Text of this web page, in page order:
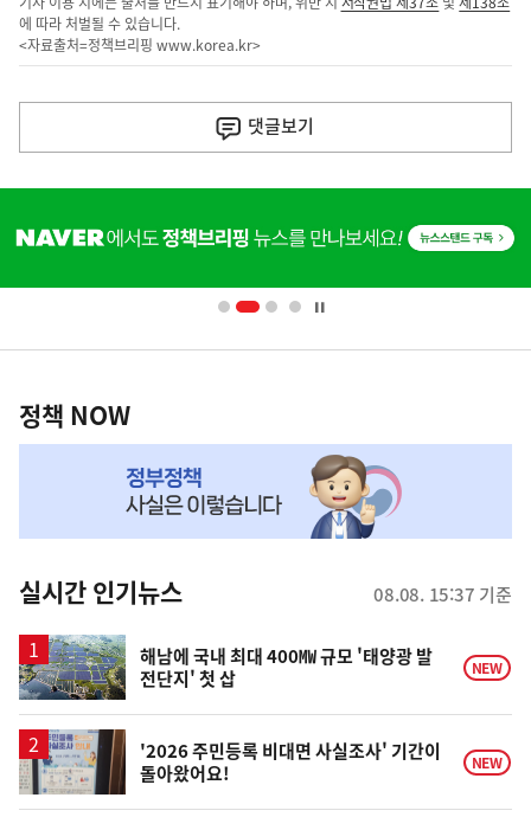
에 따라 처벌될 수 있습니다.
<자료출처=정책브리핑 www.korea.kr>
다
음
기
댓글보기
단
영
책
NOW,
뉴
스
정책 NOW
실시간 인기뉴스 08.08. 15:37 기준
해남에 국내 최대 400㎿ 규모 '태양광 발
전단지' 첫 삽
NEW
'2026 주민등록 비대면 사실조사' 기간이
돌아왔어요!
NEW